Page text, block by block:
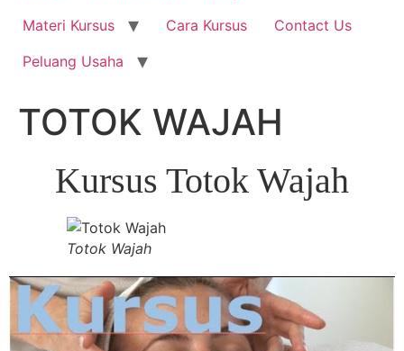
Materi Kursus
Cara Kursus
Contact Us
Peluang Usaha
TOTOK WAJAH
Kursus Totok Wajah
Totok Wajah